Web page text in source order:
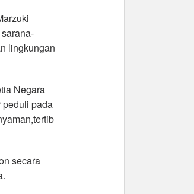
lingkungan
Negara
peduli pada
secara